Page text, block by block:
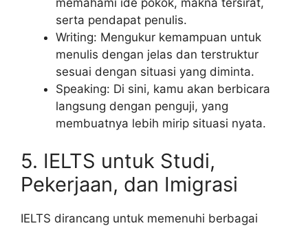
serta pendapat penulis.
Writing: Mengukur kemampuan untuk
menulis dengan jelas dan terstruktur
sesuai dengan situasi yang diminta.
Speaking: Di sini, kamu akan berbicara
langsung dengan penguji, yang
membuatnya lebih mirip situasi nyata.
5. IELTS untuk Studi,
Pekerjaan, dan Imigrasi
IELTS dirancang untuk memenuhi berbagai